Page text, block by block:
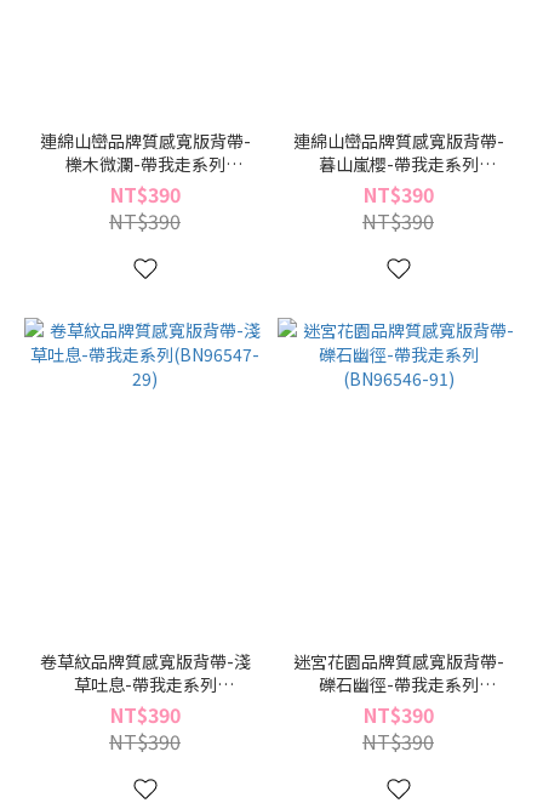
連綿山巒品牌質感寬版背帶-
櫟木微瀾-帶我走系列
(BN96548-34)
NT$390
NT$390
連綿山巒品牌質感寬版背帶-
暮山嵐櫻-帶我走系列
(BN96548-09)
NT$390
NT$390
卷草紋品牌質感寬版背帶-淺
草吐息-帶我走系列
(BN96547-29)
NT$390
NT$390
迷宮花園品牌質感寬版背帶-
礫石幽徑-帶我走系列
(BN96546-91)
NT$390
NT$390